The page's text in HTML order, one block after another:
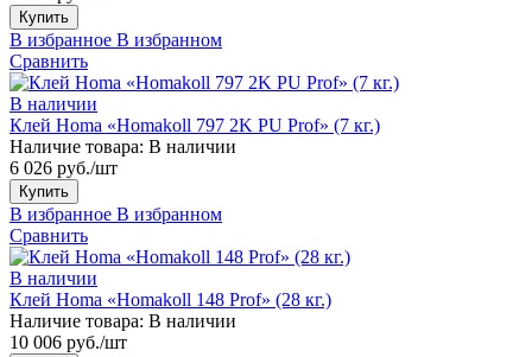
Купить
В избранное В избранном
Сравнить
В наличии
Клей Homa «Homakoll 797 2K PU Prof» (7 кг.)
Наличие товара: В наличии
6 026 руб./шт
Купить
В избранное В избранном
Сравнить
В наличии
Клей Homa «Homakoll 148 Prof» (28 кг.)
Наличие товара: В наличии
10 006 руб./шт